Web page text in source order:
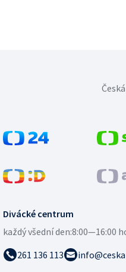
Divácké centrum
každý všední den:8:00—16:00
261 136 113